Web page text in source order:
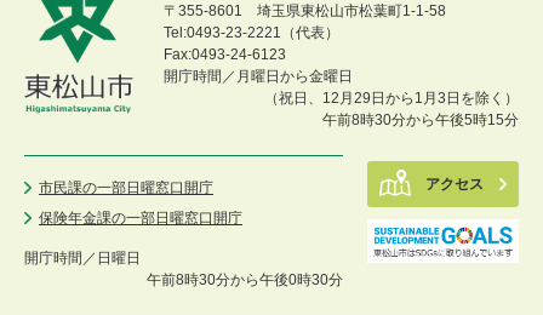
〒355-8601 埼玉県東松山市松葉町1-1-58
Tel:0493-23-2221（代表）
Fax:0493-24-6123
開庁時間／月曜日から金曜日
（祝日、12月29日から1月3日を除く）
午前8時30分から午後5時15分
市民課の一部日曜窓口開庁
保険年金課の一部日曜窓口開庁
開庁時間／ 日曜日
午前8時30分から午後0時30分
アクセス